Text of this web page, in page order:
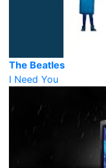
The Beatles
I Need You